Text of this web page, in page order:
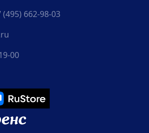
(495) 662-98-03
00